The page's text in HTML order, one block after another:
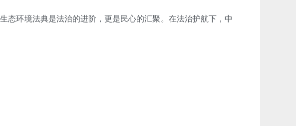
态环境法典是法治的进阶，更是民心的汇聚。在法治护航下，中